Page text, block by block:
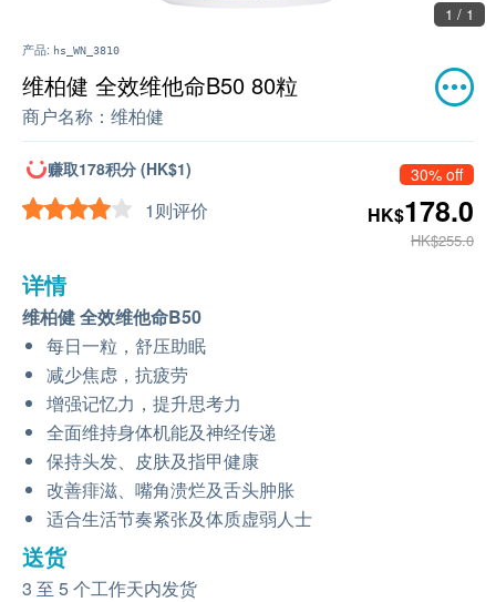
1 / 1
产品: hs_WN_3810
维柏健 全效维他命B50 80粒
商户名称： 维柏健
赚取178积分 (HK$1)
1则评价
30% off
HK$178.0
HK$255.0
详情
维柏健 全效维他命B50
每日一粒，舒压助眠
减少焦虑，抗疲劳
增强记忆力，提升思考力
全面维持身体机能及神经传递
保持头发、皮肤及指甲健康
改善痱滋、嘴角溃烂及舌头肿胀
适合生活节奏紧张及体质虚弱人士
送货
3 至 5 个工作天内发货